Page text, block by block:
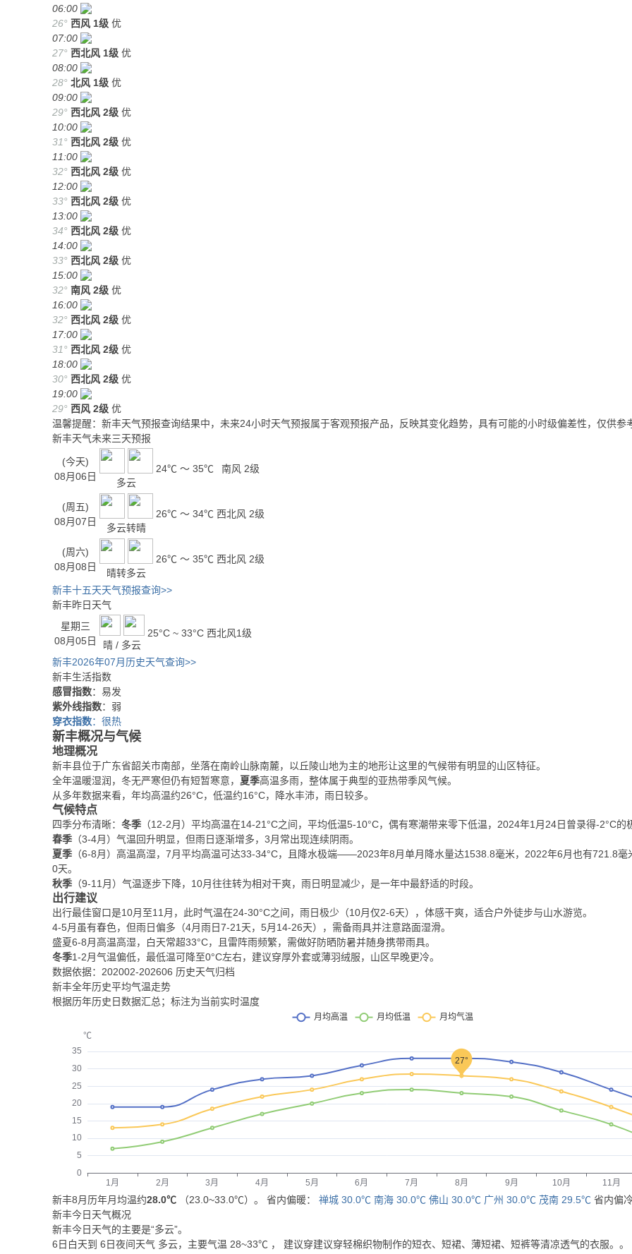
06:00
26° 西风 1级 优
07:00
27° 西北风 1级 优
08:00
28° 北风 1级 优
09:00
29° 西北风 2级 优
10:00
31° 西北风 2级 优
11:00
32° 西北风 2级 优
12:00
33° 西北风 2级 优
13:00
34° 西北风 2级 优
14:00
33° 西北风 2级 优
15:00
32° 南风 2级 优
16:00
32° 西北风 2级 优
17:00
31° 西北风 2级 优
18:00
30° 西北风 2级 优
19:00
29° 西风 2级 优
温馨提醒：新丰天气预报查询结果中，未来24小时天气预报属于客观预报产品，反映其变化趋势，具有可能的小时级偏差性，仅供参
新丰天气未来三天预报
(今天)
08月06日
多云
24℃ ～ 35℃ 南风 2级
(周五)
08月07日
多云转晴
26℃ ～ 34℃ 西北风 2级
(周六)
08月08日
晴转多云
26℃ ～ 35℃ 西北风 2级
新丰十五天天气预报查询>>
新丰昨日天气
星期三
08月05日
晴 / 多云
25°C ~ 33°C 西北风1级
新丰2026年07月历史天气查询>>
新丰生活指数
感冒指数：易发
紫外线指数：弱
穿衣指数：很热
新丰概况与气候
地理概况
新丰县位于广东省韶关市南部，坐落在南岭山脉南麓，以丘陵山地为主的地形让这里的气候带有明显的山区特征。
全年温暖湿润，冬无严寒但仍有短暂寒意， 夏季高温多雨，整体属于典型的亚热带季风气候。
从多年数据来看，年均高温约26°C，低温约16°C，降水丰沛，雨日较多。
气候特点
四季分布清晰： 冬季 （12-2月）平均高温在14-21°C之间，平均低温5-10°C，偶有寒潮带来零下低温，2024年1月24日曾录得-2°C的
春季 （3-4月）气温回升明显，但雨日逐渐增多，3月常出现连续阴雨。
夏季 （6-8月）高温高湿，7月平均高温可达33-34°C，且降水极端——2023年8月单月降水量达1538.8毫米，2022年6月也有721.8毫
0天。
秋季 （9-11月）气温逐步下降，10月往往转为相对干爽，雨日明显减少，是一年中最舒适的时段。
出行建议
出行最佳窗口是10月至11月，此时气温在24-30°C之间，雨日极少（10月仅2-6天），体感干爽，适合户外徒步与山水游览。
4-5月虽有春色，但雨日偏多（4月雨日7-21天，5月14-26天），需备雨具并注意路面湿滑。
盛夏6-8月高温高湿，白天常超33°C，且雷阵雨频繁，需做好防晒防暑并随身携带雨具。
冬季1-2月气温偏低，最低温可降至0°C左右，建议穿厚外套或薄羽绒服，山区早晚更冷。
数据依据：202002-202606 历史天气归档
新丰全年历史平均气温走势
根据历年历史日数据汇总；标注为当前实时温度
新丰8月历年月均温约28.0℃ （23.0~33.0℃）。 省内偏暖： 禅城 30.0℃ 南海 30.0℃ 佛山 30.0℃ 广州 30.0℃ 茂南 29.5℃ 省内偏
新丰今日天气概况
新丰今日天气的主要是“多云”。
6日白天到 6日夜间天气 多云，主要气温 28~33℃ ， 建议穿建议穿轻棉织物制作的短衣、短裙、薄短裙、短裤等清凉透气的衣服。 。